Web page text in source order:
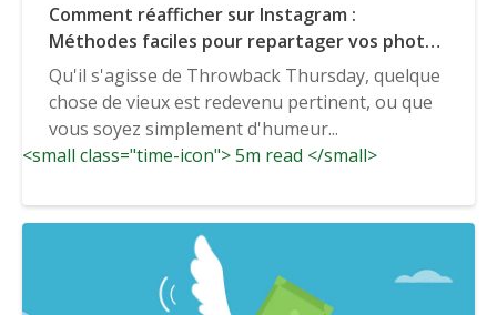
Comment réafficher sur Instagram :
Méthodes faciles pour repartager vos photos
Instagram
Qu'il s'agisse de Throwback Thursday, quelque
chose de vieux est redevenu pertinent, ou que
vous soyez simplement d'humeur...
<small class="time-icon"> 5m read </small>